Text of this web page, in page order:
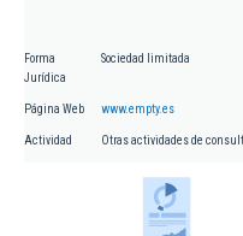
Forma
Jurídica
Sociedad limitada
Página Web www.empty.es
Actividad Otras actividades de